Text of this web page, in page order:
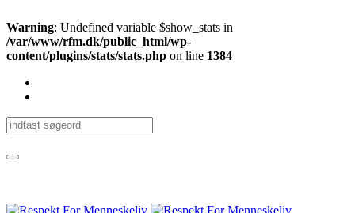
Warning: Undefined variable $show_stats in
/var/www/rfm.dk/public_html/wp-
content/plugins/stats/stats.php on line 1384